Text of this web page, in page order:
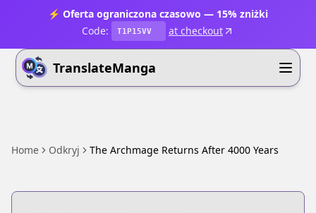
⚡ Oferta ograniczona czasowo — 15% zniżki
Code:
T1P15VV at checkout
TranslateManga
Home Odkryj The Archmage Returns After 4000 Years